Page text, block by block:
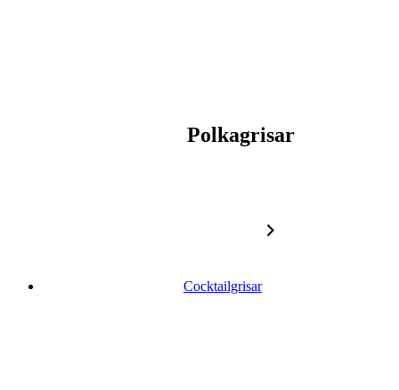
Polkagrisar
Cocktailgrisar